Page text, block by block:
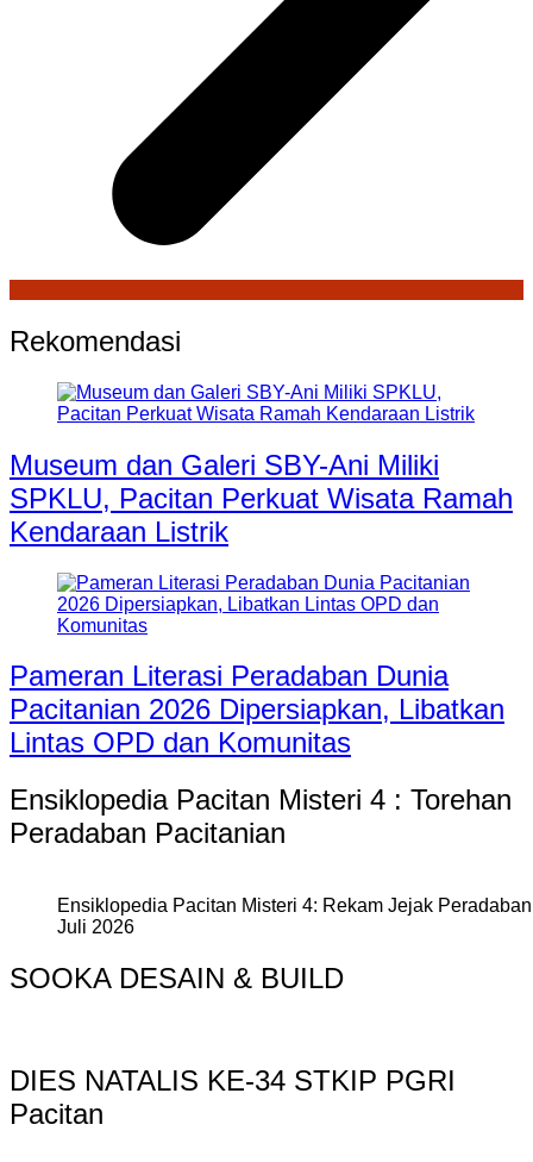
Rekomendasi
Museum dan Galeri SBY-Ani Miliki
SPKLU, Pacitan Perkuat Wisata Ramah
Kendaraan Listrik
Pameran Literasi Peradaban Dunia
Pacitanian 2026 Dipersiapkan, Libatkan
Lintas OPD dan Komunitas
Ensiklopedia Pacitan Misteri 4 : Torehan
Peradaban Pacitanian
Ensiklopedia Pacitan Misteri 4: Rekam Jejak
Juli 2026
SOOKA DESAIN & BUILD
DIES NATALIS KE-34 STKIP PGRI
Pacitan